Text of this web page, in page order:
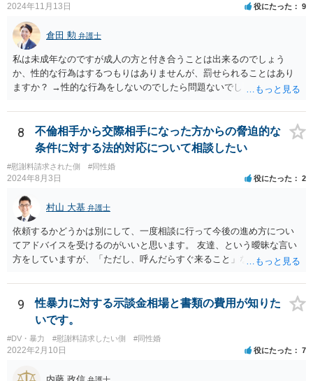
2024年11月13日 役にたった 9
倉田 勲 弁護士
私は未成年なのですが成人の方と付き合うことは出来るのでしょう
か、性的な行為はするつもりはありませんが、罰せられることはあり
ますか？ →性的な行為をしないのでしたら問題ないでしょう
8
不倫相手から交際相手になった方からの脅迫的な
条件に対する法的対応について相談したい
#慰謝料請求された側 #同性婚
2024年8月3日 役にたった 2
村山 大基 弁護士
依頼するかどうかは別にして、一度相談に行って今後の進め方につい
てアドバイスを受けるのがいいと思います。 友達、という曖昧な言い
方をしていますが、「ただし、呼んだらすぐ来ること」などと条件を
通り関わりを断つ方向がいいと思います。
9
性暴力に対する示談金相場と書類の費用が知りた
いです。
#DV・暴力 #慰謝料請求したい側 #同性婚
2022年2月10日 役にたった 7
内藤 政信 弁護士